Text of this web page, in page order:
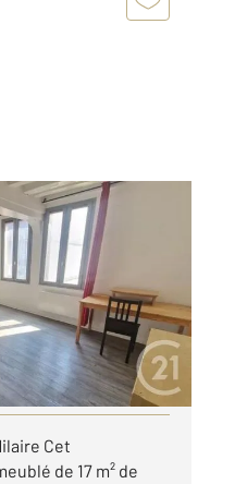
Cet
de 17 m² de